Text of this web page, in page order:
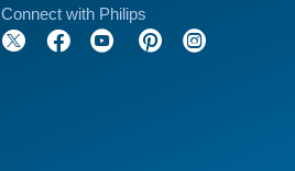
Connect with Philips